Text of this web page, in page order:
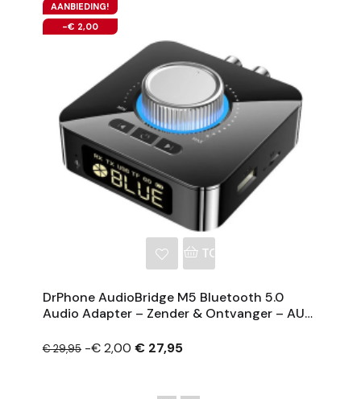
AANBIEDING!
-€ 2,00
TOEVOEGEN AAN
DrPhone AudioBridge M5 Bluetooth 5.0
Audio Adapter – Zender & Ontvanger – AUX,
€ 29,95 -€ 2,00 € 27,95